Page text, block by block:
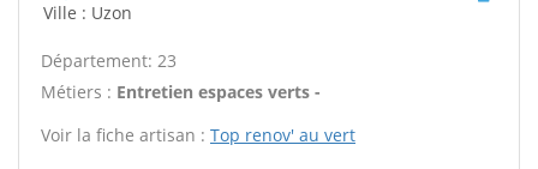
Ville : Uzon
Département: 23
Métiers : Entretien espaces verts -
Voir la fiche artisan : Top renov' au vert